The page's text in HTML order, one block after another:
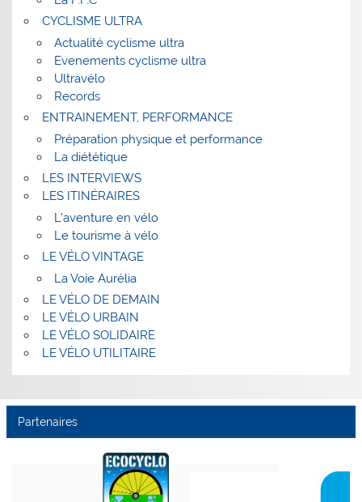
CYCLISME ULTRA
Actualité cyclisme ultra
Evenements cyclisme ultra
Ultravélo
Records
ENTRAINEMENT, PERFORMANCE
Préparation physique et performance
La diététique
LES INTERVIEWS
LES ITINÉRAIRES
L’aventure en vélo
Le tourisme à vélo
LE VÉLO VINTAGE
La Voie Aurélia
LE VÉLO DE DEMAIN
LE VÉLO URBAIN
LE VÉLO SOLIDAIRE
LE VÉLO UTILITAIRE
Partenaires